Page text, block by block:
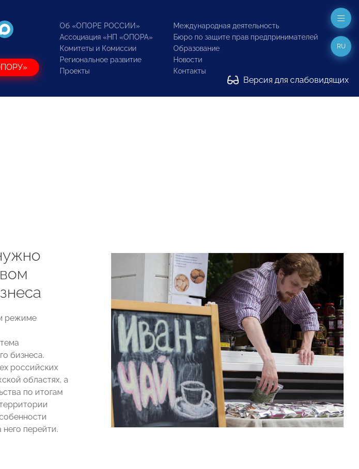
Об «ОПОРЕ РОССИИ»
Ассоциация «НП «ОПОРА»
Комитеты и Комиссии
Региональное развитие
Проекты
Международная деятельность
Бюро по защите прав предпринимателей
Образование
Новости
Контакты
Версия для слабовидящих
RU
режиме
бизнеса.
российских
областях, а
по итогам
перейти.